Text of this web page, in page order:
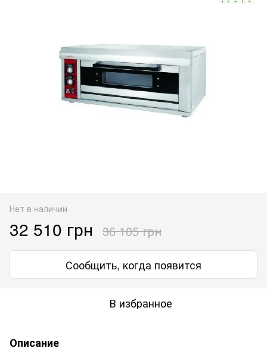
Нет в наличии
32 510 грн 36 105 грн
Сообщить, когда появится
В избранное
Описание